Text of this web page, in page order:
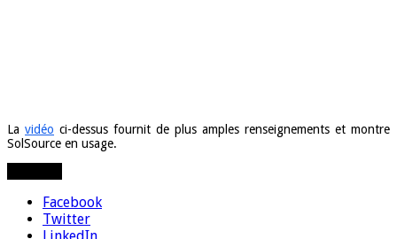
La vidéo ci-dessus fournit de plus amples renseignements et montre
SolSource en usage.
Facebook
Twitter
LinkedIn